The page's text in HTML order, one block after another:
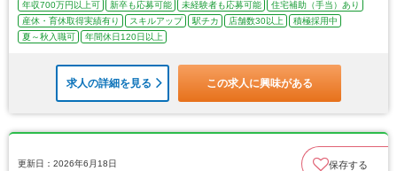
年収700万円以上可 新卒も応募可能 未経験者も応募可能
住宅補助（手当）あり
産休・育休取得実績有り
スキルアップ 駅チカ 店舗数30以上
積極採用中
夏～秋入職可
年間休日120日以上
求人の詳細を見る この求人に興味がある
更新日：2026年6月18日 保存する